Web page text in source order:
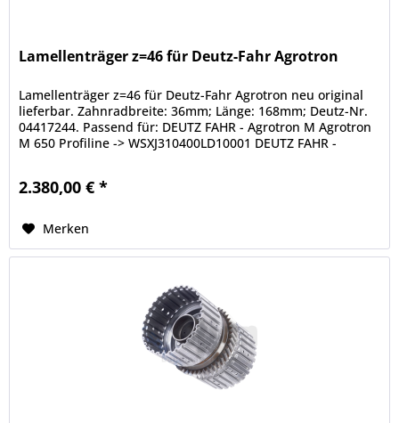
Lamellenträger z=46 für Deutz-Fahr Agrotron
Lamellenträger z=46 für Deutz-Fahr Agrotron neu original
lieferbar. Zahnradbreite: 36mm; Länge: 168mm; Deutz-Nr.
04417244. Passend für: DEUTZ FAHR - Agrotron M Agrotron
M 650 Profiline -> WSXJ310400LD10001 DEUTZ FAHR -
2.380,00 € *
Merken